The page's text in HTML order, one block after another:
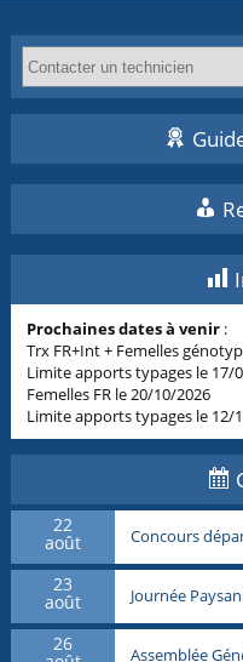
Prochaines dates à venir :
Trx FR+Int + Femelles
Limite apports typages le 17/
Femelles FR le 20/10/2026
Limite apports typages le 12/
22
août Concours
23
août Journée
26
Assemblée